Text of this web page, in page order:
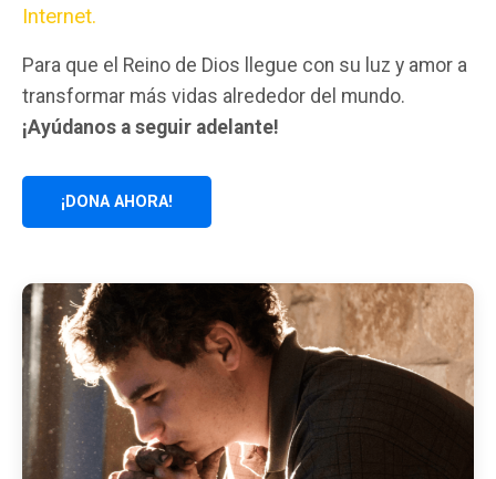
Internet.
Para que el Reino de Dios llegue con su luz y amor a
transformar más vidas alrededor del mundo.
¡Ayúdanos a seguir adelante!
¡DONA AHORA!